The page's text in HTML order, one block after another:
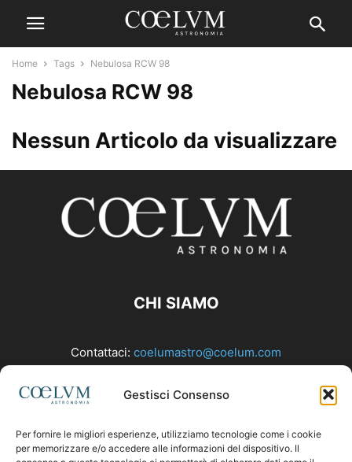
Gestisci Consenso
Per fornire le migliori esperienze, utilizziamo tecnologie come i cookie
per memorizzare e/o accedere alle informazioni del dispositivo. Il
Home Tags Nebulosa RCW 98
Nebulosa RCW 98
Nessun Articolo da visualizzare
CHI SIAMO
Contattaci: coelumastro@coelum.com
SEGUICI